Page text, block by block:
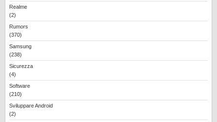
Realme
(2)
Rumors
(370)
Samsung
(238)
Sicurezza
(4)
Software
(210)
Sviluppare Android
(2)